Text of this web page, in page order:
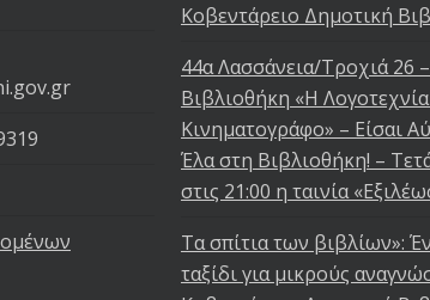
Κοβεντάρειο Δημοτική
44α Λασσάνεια/Τροχιά 26
Βιβλιοθήκη «Η
Κινηματογράφο» – Είσαι
Έλα στη Βιβλιοθήκη! –
στις 21:00 η ταινία
Τα σπίτια των βιβλίων»:
ταξίδι για μικρούς